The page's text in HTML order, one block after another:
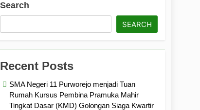
Search
SEARCH
Recent Posts
SMA Negeri 11 Purworejo menjadi Tuan
Rumah Kursus Pembina Pramuka Mahir
Tingkat Dasar (KMD) Golongan Siaga Kwartir